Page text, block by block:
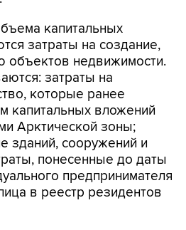
капитальных
затраты на создание,
объектов недвижимости.
затраты на
которые ранее
капитальных вложений
Арктической зоны;
зданий, сооружений и
понесенные до даты
предпринимателя
в реестр резидентов